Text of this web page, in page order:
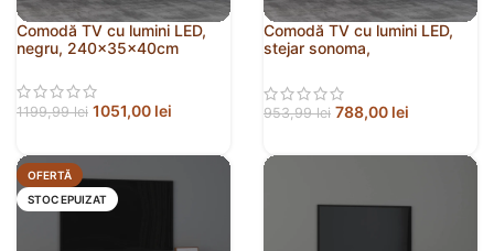
Comodă TV cu lumini LED,
negru, 240x35x40cm
1199,99lei 1051,00 lei
Comodă TV cu lumini LED,
stejar sonoma,
953,99lei 788,00 lei
OFERTĂ
STOC EPUIZAT